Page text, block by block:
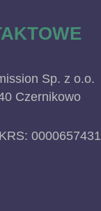
Sp. z o.o.
Czernikowo
0000657431